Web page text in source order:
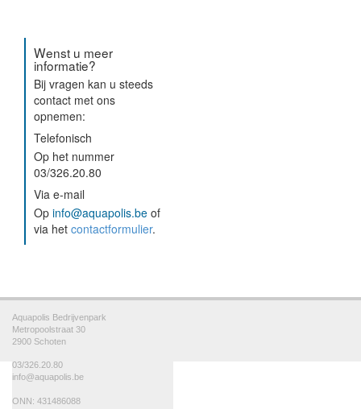
Wenst u meer
informatie?
Bij vragen kan u steeds
contact met ons
opnemen:
Telefonisch
Op het nummer
03/326.20.80
Via e-mail
Op info@aquapolis.be of
via het contactformulier.
Aquapolis Bedrijvenpark
Metropoolstraat 30
2900 Schoten
03/326.20.80
info@aquapolis.be
ONN: 431486088